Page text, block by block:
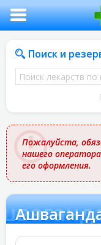
Поиск и
Поиск
лекарств
названию
Пожалуйста,
нашего
его оформления.